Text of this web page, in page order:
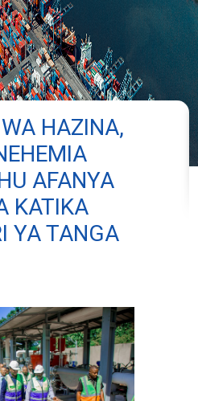
HAZINA,
AFANYA
KATIKA
YA TANGA